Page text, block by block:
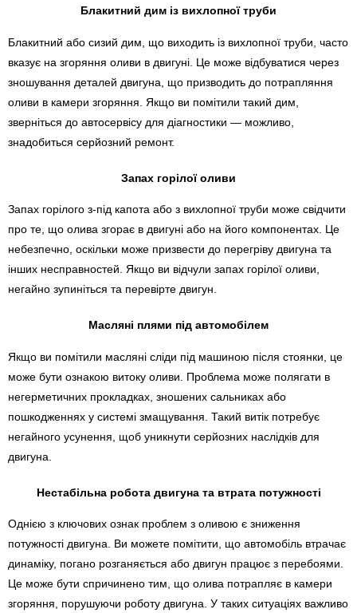
Блакитний дим із вихлопної труби
Блакитний або сизий дим, що виходить із вихлопної труби, часто
вказує на згоряння оливи в двигуні. Це може відбуватися через
зношування деталей двигуна, що призводить до потрапляння
оливи в камери згоряння. Якщо ви помітили такий дим,
зверніться до автосервісу для діагностики — можливо,
знадобиться серйозний ремонт.
Запах горілої оливи
Запах горілого з-під капота або з вихлопної труби може свідчити
про те, що олива згорає в двигуні або на його компонентах. Це
небезпечно, оскільки може призвести до перегріву двигуна та
інших несправностей. Якщо ви відчули запах горілої оливи,
негайно зупиніться та перевірте двигун.
Масляні плями під автомобілем
Якщо ви помітили масляні сліди під машиною після стоянки, це
може бути ознакою витоку оливи. Проблема може полягати в
негерметичних прокладках, зношених сальниках або
пошкодженнях у системі змащування. Такий витік потребує
негайного усунення, щоб уникнути серйозних наслідків для
двигуна.
Нестабільна робота двигуна та втрата потужності
Однією з ключових ознак проблем з оливою є зниження
потужності двигуна. Ви можете помітити, що автомобіль втрачає
динаміку, погано розганяється або двигун працює з перебоями.
Це може бути спричинено тим, що олива потрапляє в камери
згоряння, порушуючи роботу двигуна. У таких ситуаціях важливо